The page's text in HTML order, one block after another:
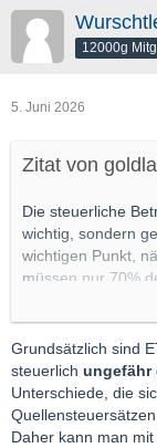
⚠️
VERGLEICH)
Schweiz: 35
Irland: 25
Frankreich
und -Briefe nicht
Staaten wie z.B.
solchen
steuerliche
12000g
5. Juni 2026
Zitat von
Die steuerliche
wichtig, sondern
wichtigen Punkt,
müssen nur 70%
Leider habe ich
dazu führt, dass
investieren
Abgesehen davon
ich, wobei ich das
Grundsätzlich sind
steuerlich ungefähr
Unterschiede, die
Quellensteuersätzen
Daher kann man